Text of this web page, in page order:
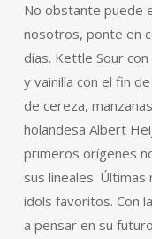
No obstante puede
nosotros, ponte en
días. Kettle Sour
y vainilla con el fin
de cereza,
holandesa Albert
primeros orígenes
sus lineales.
idols favoritos. Con
a pensar en su